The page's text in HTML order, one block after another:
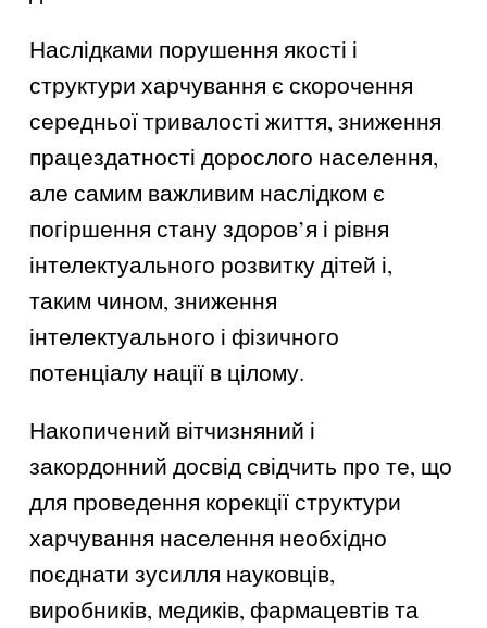
Наслідками порушення якості і
структури харчування є скорочення
середньої тривалості життя, зниження
працездатності дорослого населення,
але самим важливим наслідком є
погіршення стану здоров’я і рівня
інтелектуального розвитку дітей і,
таким чином, зниження
інтелектуального і фізичного
потенціалу нації в цілому.
Накопичений вітчизняний і
закордонний досвід свідчить про те, що
для проведення корекції структури
харчування населення необхідно
поєднати зусилля науковців,
виробників, медиків, фармацевтів та